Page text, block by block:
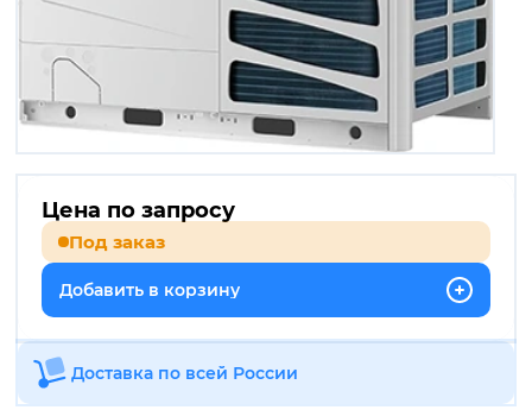
Цена по запросу
Под заказ
Добавить в корзину
Доставка по всей России